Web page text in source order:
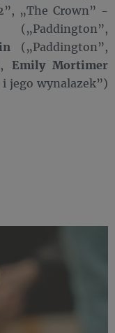
„The Crown” -
(„Paddington”,
Emily Mortimer
jego wynalazek”)